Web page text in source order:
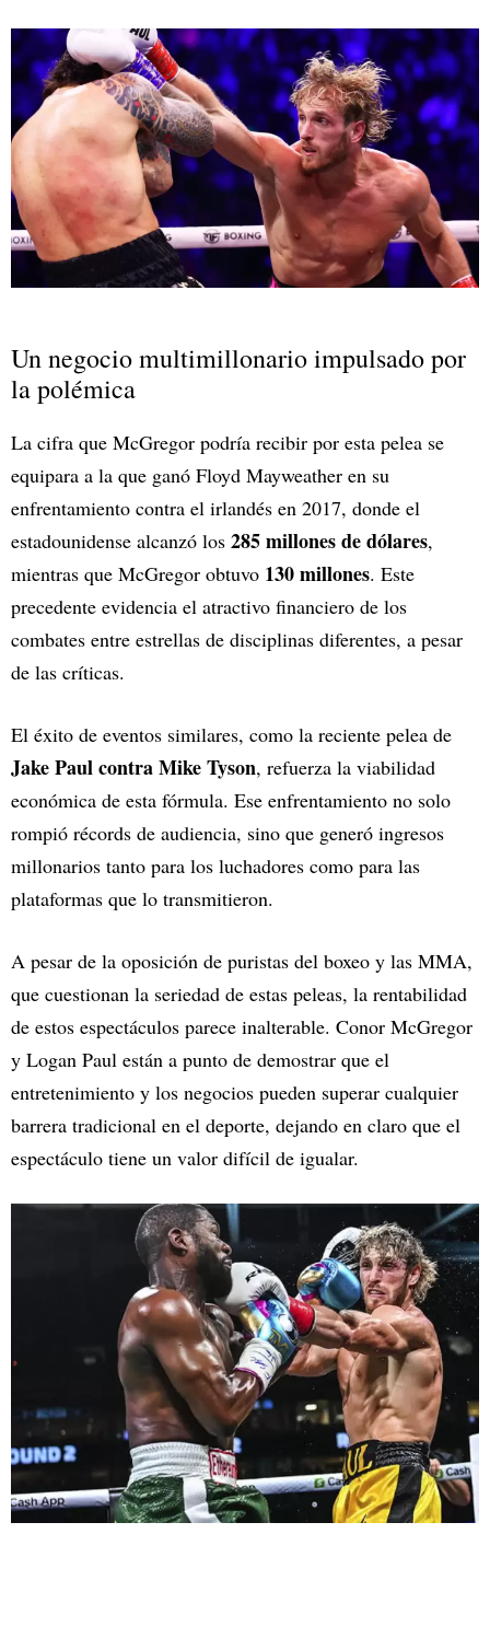
Un negocio multimillonario impulsado por
la polémica
La cifra que McGregor podría recibir por esta pelea se
equipara a la que ganó Floyd Mayweather en su
enfrentamiento contra el irlandés en 2017, donde el
estadounidense alcanzó los 285 millones de dólares,
mientras que McGregor obtuvo 130 millones. Este
precedente evidencia el atractivo financiero de los
combates entre estrellas de disciplinas diferentes, a pesar
de las críticas.
El éxito de eventos similares, como la reciente pelea de
Jake Paul contra Mike Tyson, refuerza la viabilidad
económica de esta fórmula. Ese enfrentamiento no solo
rompió récords de audiencia, sino que generó ingresos
millonarios tanto para los luchadores como para las
plataformas que lo transmitieron.
A pesar de la oposición de puristas del boxeo y las MMA,
que cuestionan la seriedad de estas peleas, la rentabilidad
de estos espectáculos parece inalterable. Conor McGregor
y Logan Paul están a punto de demostrar que el
entretenimiento y los negocios pueden superar cualquier
barrera tradicional en el deporte, dejando en claro que el
espectáculo tiene un valor difícil de igualar.